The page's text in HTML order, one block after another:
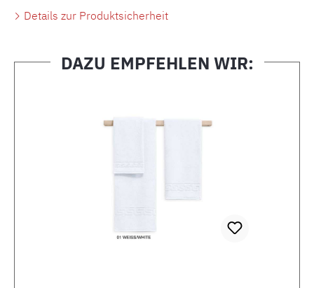
Details zur Produktsicherheit
DAZU EMPFEHLEN WIR: